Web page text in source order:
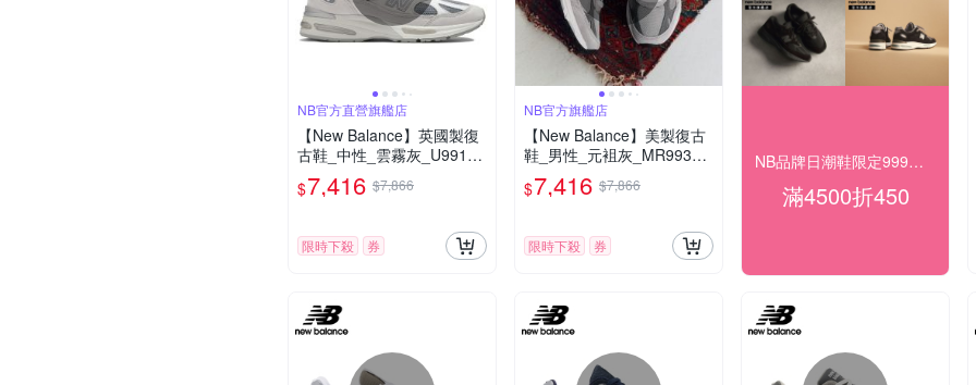
NB官方直營旗艦店
【New Balance】英國製復
古鞋_中性_雲霧灰_U991LG
2-D楦
$7,416 $7,866
限時下殺 券
NB官方旗艦店
【New Balance】美製復古
鞋_男性_元袓灰_MR993GL
-D楦
$7,416 $7,866
限時下殺 券
NB品牌日潮鞋限定999起 最高再折450
滿4500折450